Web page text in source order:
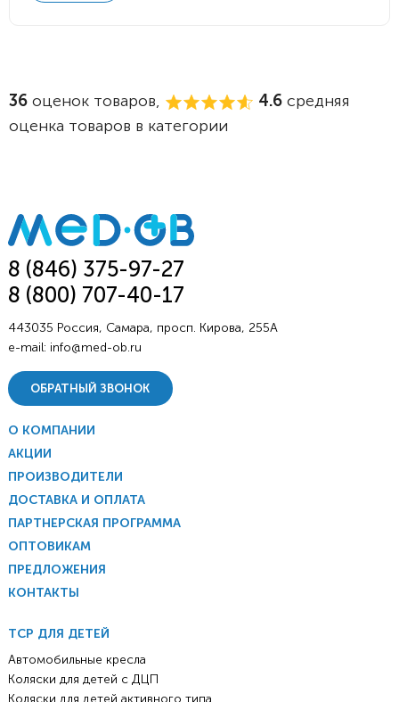
36 оценок товаров, 4.6 средняя
оценка товаров в категории
8 (846) 375-97-27
8 (800) 707-40-17
443035 Россия, Самара, просп. Кирова, 255А
e-mail: info@med-ob.ru
ОБРАТНЫЙ ЗВОНОК
О КОМПАНИИ
АКЦИИ
ПРОИЗВОДИТЕЛИ
ДОСТАВКА И ОПЛАТА
ПАРТНЕРСКАЯ ПРОГРАММА
ОПТОВИКАМ
ПРЕДЛОЖЕНИЯ
КОНТАКТЫ
ТСР ДЛЯ ДЕТЕЙ
Автомобильные кресла
Коляски для детей с ДЦП